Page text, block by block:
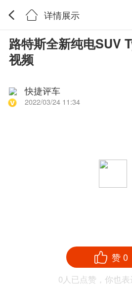
详情展示
路特斯全新纯电SUV
视频
快捷评车
2022/03/24 11:34
赞0
0人已点赞，你也